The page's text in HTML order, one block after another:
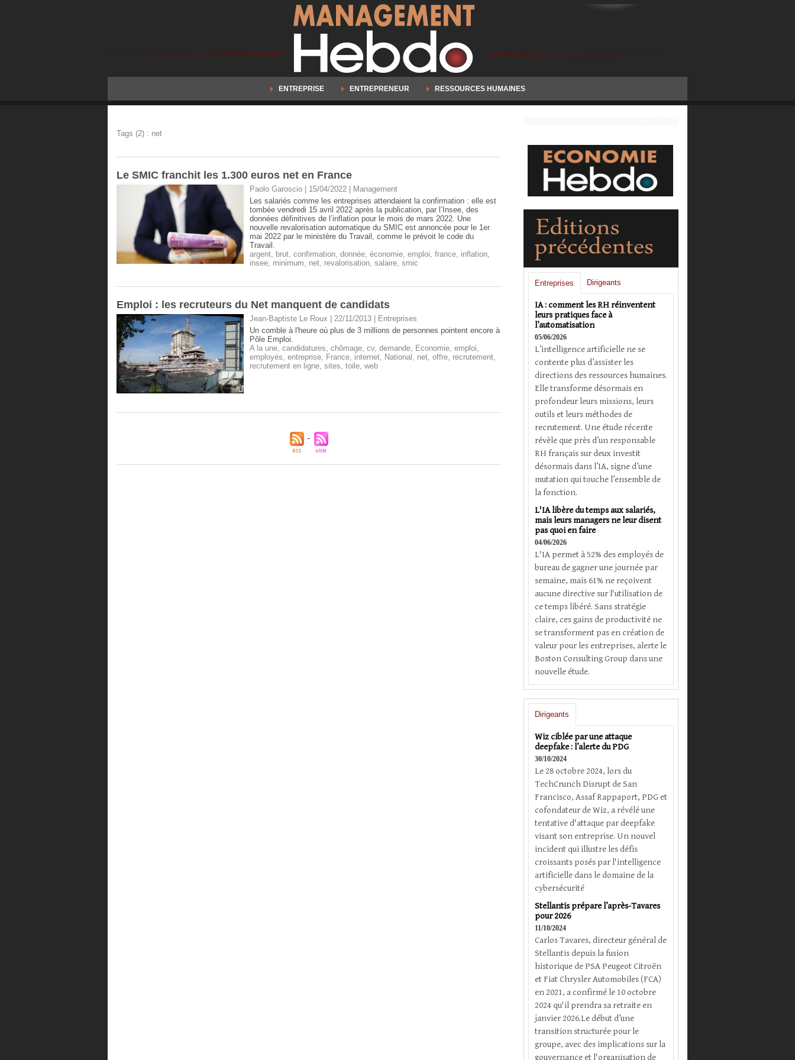
ENTREPRISE ENTREPRENEUR RESSOURCES HUMAINES
Tags (2) : net
Le SMIC franchit les 1.300 euros net en France
Paolo Garoscio | 15/04/2022
Management
Les salariés comme les entreprises attendaient la confirmation : elle est
tombée vendredi 15 avril 2022 après la publication, par l’Insee, des
données définitives de l’inflation pour le mois de mars 2022. Une
nouvelle revalorisation automatique du SMIC est annoncée pour le 1er
mai 2022 par le ministère du Travail, comme le prévoit le code du
Travail.
argent, brut, confirmation, donnée, économie, emploi, france, inflation,
insee, minimum, net, revalorisation, salaire, smic
Emploi : les recruteurs du Net manquent de candidats
Jean-Baptiste Le Roux | 22/11/2013
Entreprises
Un comble à l'heure où plus de 3 millions de personnes pointent encore à
Pôle Emploi.
A la une, candidatures, chômage, cv, demande, Economie, emploi,
employés, entreprise, France, internet, National , net, offre, recrutement,
recrutement en ligne, sites, toile, web
Entreprises Dirigeants
IA : comment les RH réinventent
leurs pratiques face à
l’automatisation
05/06/2026
L’intelligence artificielle ne se
contente plus d’assister les
directions des ressources humaines.
Elle transforme désormais en
profondeur leurs missions, leurs
outils et leurs méthodes de
recrutement. Une étude récente
révèle que près d’un responsable
RH français sur deux investit
désormais dans l’IA, signe d’une
mutation qui touche l’ensemble de
la fonction.
L'IA libère du temps aux salariés,
mais leurs managers ne leur disent
pas quoi en faire
04/06/2026
L'IA permet à 52% des employés de
bureau de gagner une journée par
semaine, mais 61% ne reçoivent
aucune directive sur l'utilisation de
ce temps libéré. Sans stratégie
claire, ces gains de productivité ne
se transforment pas en création de
valeur pour les entreprises, alerte le
Boston Consulting Group dans une
nouvelle étude.
Dirigeants
Wiz ciblée par une attaque
deepfake : l’alerte du PDG
30/10/2024
Le 28 octobre 2024, lors du
TechCrunch Disrupt de San
Francisco, Assaf Rappaport, PDG et
cofondateur de Wiz, a révélé une
tentative d'attaque par deepfake
visant son entreprise. Un nouvel
incident qui illustre les défis
croissants posés par l'intelligence
artificielle dans le domaine de la
cybersécurité
Stellantis prépare l’après-Tavares
pour 2026
11/10/2024
Carlos Tavares, directeur général de
Stellantis depuis la fusion
historique de PSA Peugeot Citroën
et Fiat Chrysler Automobiles (FCA)
en 2021, a confirmé le 10 octobre
2024 qu'il prendra sa retraite en
janvier 2026.Le début d’une
transition structurée pour le
groupe, avec des implications sur la
gouvernance et l'organisation de